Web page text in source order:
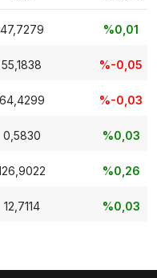
47,7279 %0,01
55,1838 %-0,05
64,4299 %-0,03
0,5830 %0,03
%0,26
12,7114 %0,03